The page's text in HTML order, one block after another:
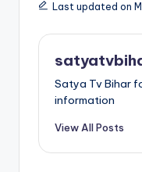
Last updated on
Satya Tv Bihar
information
View All Posts